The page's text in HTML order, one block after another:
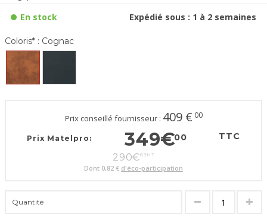
En stock Expédié sous : 1 à 2 semaines
Coloris* : Cognac
Prix conseillé fournisseur : 409 € 00
Prix Matelpro: 349€00 TTC
290€83 HT
Dont 0,82 € d'éco-participation
Quantité